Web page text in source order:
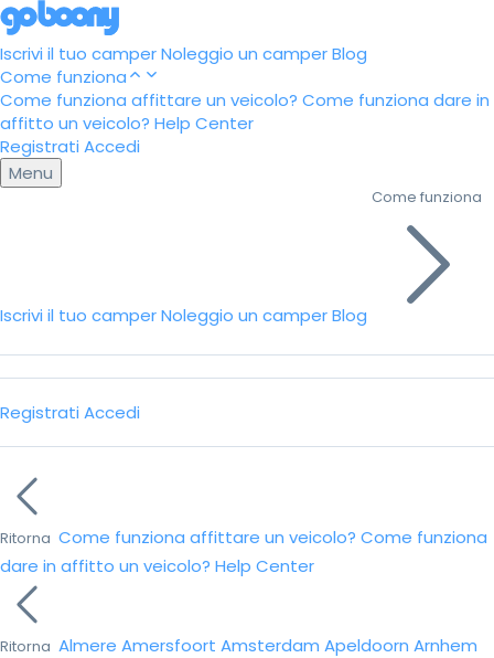
Iscrivi il tuo camperNoleggio un camperBlog
Come funziona
Come funziona affittare un veicolo? Come funziona dare in
affitto un veicolo? Help Center
Registrati Accedi
Menu
Iscrivi il tuo camperNoleggio un camperBlog
Come funziona
Registrati Accedi
Ritorna Come funziona affittare un veicolo? Come funziona
dare in affitto un veicolo? Help Center
Ritorna Almere Amersfoort Amsterdam Apeldoorn Arnhem